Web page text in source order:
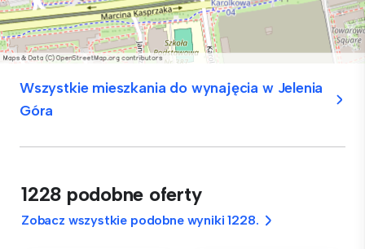
Wszystkie mieszkania do wynajęcia w Jelenia
Góra
1228 podobne oferty
Zobacz wszystkie podobne wyniki 1228.